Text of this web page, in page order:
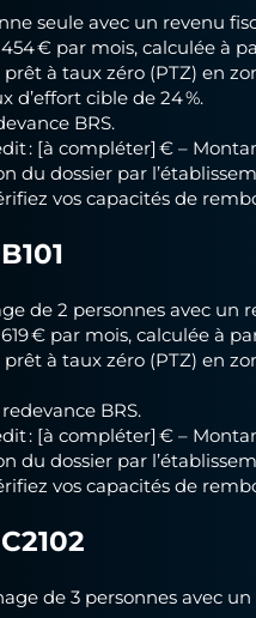
seule avec un revenu
€ par mois, calculée à
à taux zéro (PTZ) en
cible de 24 %.
BRS.
: [à compléter] € –
du dossier par
vos capacités de
de 2 personnes avec
€ par mois, calculée à
à taux zéro (PTZ) en
BRS.
: [à compléter] € –
du dossier par
vos capacités de
de 3 personnes avec